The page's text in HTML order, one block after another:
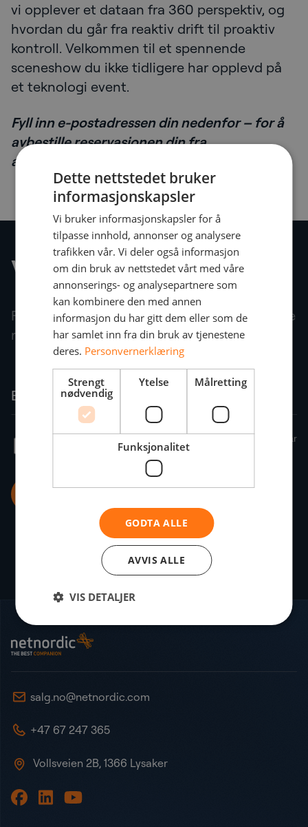
vi opplever et dataan fra 360 perspektiv, og
hvordan du går fra reaktiv drift til proaktiv
kontroll. Velkommen til et spennende
sceneshow du ikke tidligere har opplevd på
et teknologi event.
Fyll inn e-postadressen din nedenfor – for å
avbestille reservasjonen din fra
arrangementet!
Vårt nyhetsbrev
Få de aller siste nyhetene og oppdateringene
rett i innboksen din.
Bunntekst
NetNordic Norway
salg.no@netnordic.com
+47 67 247 365
Vollsveien 2B, 1366 Lysaker
Dette nettstedet bruker
informasjonskapsler
Vi bruker informasjonskapsler for å
tilpasse innhold, annonser og analysere
trafikken vår. Vi deler også informasjon
om din bruk av nettstedet vårt med våre
annonserings- og analysepartnere som
kan kombinere den med annen
informasjon du har gitt dem eller som de
har samlet inn fra din bruk av tjenestene
deres. Personvernerklæring
Strengt
nødvendig
Ytelse Målretting
Funksjonalitet
GODTA ALLE
AVVIS ALLE
VIS DETALJER